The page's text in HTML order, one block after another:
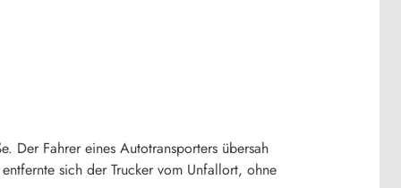
Der Fahrer eines Autotransporters übersah
sich der Trucker vom Unfallort, ohne